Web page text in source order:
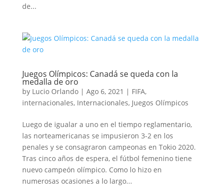
de...
Juegos Olímpicos: Canadá se queda con la
medalla de oro
by Lucio Orlando| Ago 6, 2021 | FIFA,
internacionales, Internacionales, Juegos Olímpicos
Luego de igualar a uno en el tiempo reglamentario,
las norteamericanas se impusieron 3-2 en los
penales y se consagraron campeonas en Tokio 2020.
Tras cinco años de espera, el fútbol femenino tiene
nuevo campeón olímpico. Como lo hizo en
numerosas ocasiones a lo largo...